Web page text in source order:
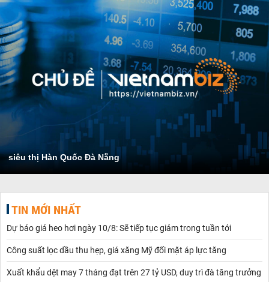
siêu thị Hàn Quốc Đà Nẵng
TIN MỚI NHẤT
Dự báo giá heo hơi ngày 10/8: Sẽ tiếp tục giảm trong tuần tới
Công suất lọc dầu thu hẹp, giá xăng Mỹ đối mặt áp lực tăng
Xuất khẩu dệt may 7 tháng đạt trên 27 tỷ USD, duy trì đà tăng trưởng